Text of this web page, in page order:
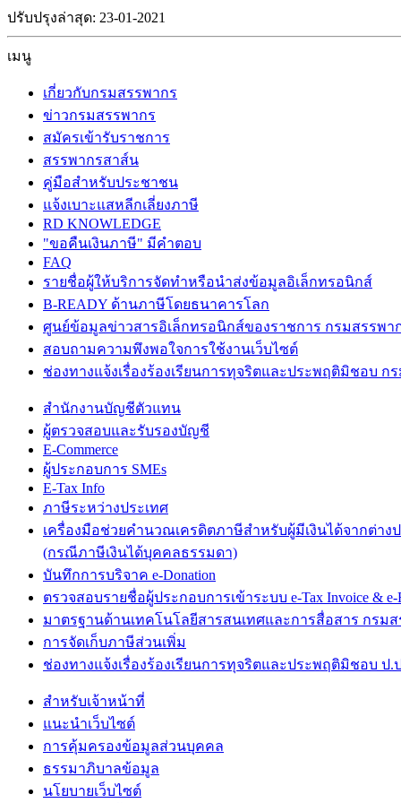
ปรับปรุงล่าสุด: 23-01-2021
เมนู
เกี่ยวกับกรมสรรพากร
ข่าวกรมสรรพากร
สมัครเข้ารับราชการ
สรรพากรสาส์น
คู่มือสำหรับประชาชน
แจ้งเบาะแสหลีกเลี่ยงภาษี
RD KNOWLEDGE
"ขอคืนเงินภาษี" มีคำตอบ
FAQ
รายชื่อผู้ให้บริการจัดทำหรือนำส่งข้อมูลอิเล็กทรอนิกส์
B-READY ด้านภาษีโดยธนาคารโลก
ศูนย์ข้อมูลข่าวสารอิเล็กทรอนิกส์ของราชการ กรมสรรพา
สอบถามความพึงพอใจการใช้งานเว็บไซต์
ช่องทางแจ้งเรื่องร้องเรียนการทุจริตและประพฤติมิชอบ ก
สำนักงานบัญชีตัวแทน
ผู้ตรวจสอบและรับรองบัญชี
E-Commerce
ผู้ประกอบการ SMEs
E-Tax Info
ภาษีระหว่างประเทศ
เครื่องมือช่วยคำนวณเครดิตภาษีสำหรับผู้มีเงินได้จากต่าง
(กรณีภาษีเงินได้บุคคลธรรมดา)
บันทึกการบริจาค e-Donation
ตรวจสอบรายชื่อผู้ประกอบการเข้าระบบ e-Tax Invoice & e-
มาตรฐานด้านเทคโนโลยีสารสนเทศและการสื่อสาร กรมส
การจัดเก็บภาษีส่วนเพิ่ม
ช่องทางแจ้งเรื่องร้องเรียนการทุจริตและประพฤติมิชอบ ป.
สำหรับเจ้าหน้าที่
แนะนำเว็บไซต์
การคุ้มครองข้อมูลส่วนบุคคล
ธรรมาภิบาลข้อมูล
นโยบายเว็บไซต์